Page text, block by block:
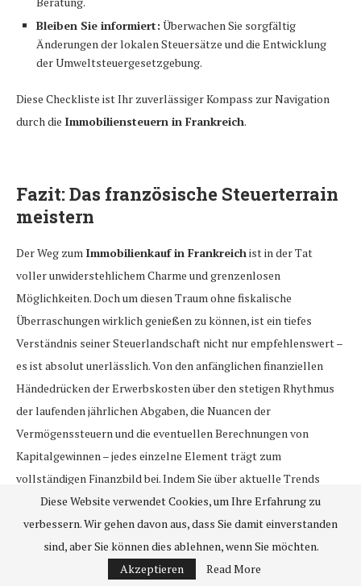
Bleiben Sie informiert: Überwachen Sie sorgfältig
Änderungen der lokalen Steuersätze und die Entwicklung
der Umweltsteuergesetzgebung.
Diese Checkliste ist Ihr zuverlässiger Kompass zur Navigation
durch die Immobiliensteuern in Frankreich.
Fazit: Das französische Steuerterrain
meistern
Der Weg zum Immobilienkauf in Frankreichist in der Tat
voller unwiderstehlichem Charme und grenzenlosen
Möglichkeiten. Doch um diesen Traum ohne fiskalische
Überraschungen wirklich genießen zu können, ist ein tiefes
Verständnis seiner Steuerlandschaft nicht nur empfehlenswert –
es ist absolut unerlässlich. Von den anfänglichen finanziellen
Händedrücken der Erwerbskosten über den stetigen Rhythmus
der laufenden jährlichen Abgaben, die Nuancen der
Vermögenssteuern und die eventuellen Berechnungen von
Kapitalgewinnen – jedes einzelne Element trägt zum
vollständigen Finanzbild bei. Indem Sie über aktuelle Trends
bestens informiert bleiben, zukünftige Änderungen proaktiv
antizipieren und, ganz entscheidend, Allianzen mit erfahrenen
Rechts- und Steuerfachleuten schmieden, können ausländische
Käufer die Komplexität derImmobiliensteuern in Frankreich
Diese Website verwendet Cookies, um Ihre Erfahrung zu
verbessern. Wir gehen davon aus, dass Sie damit einverstanden
sind, aber Sie können dies ablehnen, wenn Sie möchten.
Akzeptieren
Read More